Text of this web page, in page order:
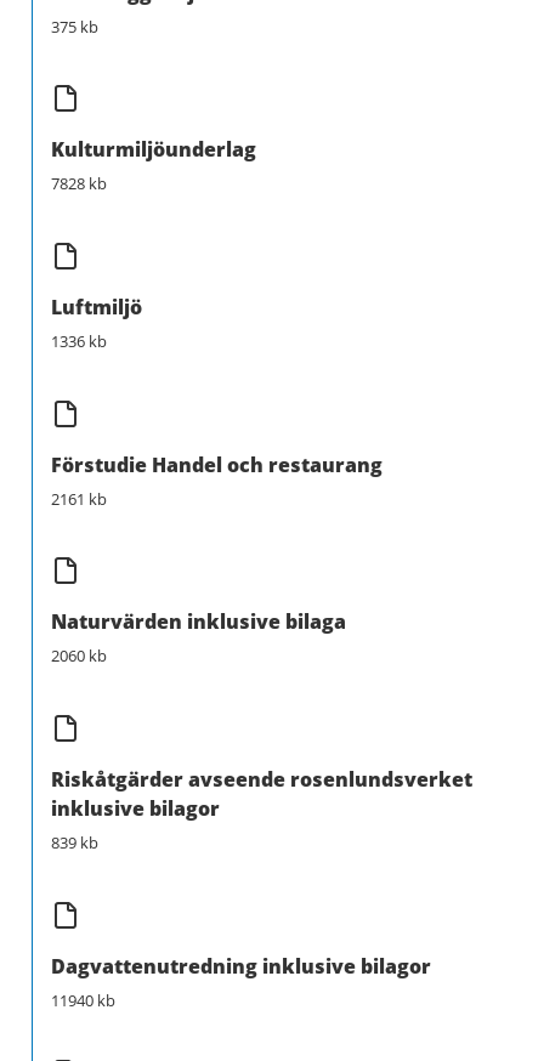
375 kb
Kulturmiljöunderlag
7828 kb
Luftmiljö
1336 kb
Förstudie Handel och restaurang
2161 kb
Naturvärden inklusive bilaga
2060 kb
Riskåtgärder avseende rosenlundsverket
inklusive bilagor
839 kb
Dagvattenutredning inklusive bilagor
11940 kb